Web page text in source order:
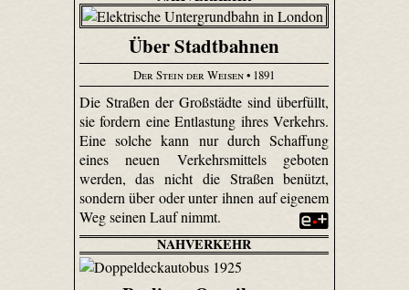
Über Stadtbahnen
Der Stein der Weisen• 1891
Die Straßen der Großstädte sind überfüllt,
sie fordern eine Entlastung ihres Verkehrs.
Eine solche kann nur durch Schaffung
eines neuen Verkehrsmittels geboten
werden, das nicht die Straßen benützt,
sondern über oder unter ihnen auf eigenem
Weg seinen Lauf nimmt.
NAHVERKEHR